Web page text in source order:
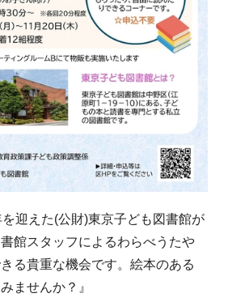
を迎えた(公財)東京子ども図書館が
館スタッフによるわらべうたや
る貴重な機会です。絵本のある
ませんか？』